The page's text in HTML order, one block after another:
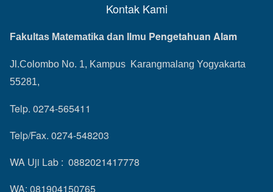
Kontak Kami
Fakultas Matematika dan Ilmu Pengetahuan Alam
Jl.Colombo No. 1, Kampus Karangmalang Yogyakarta
55281,
Telp. 0274-565411
Telp/Fax. 0274-548203
WA Uji Lab : 0882021417778
WA: 081904150765